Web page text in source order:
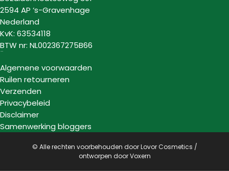
2594 AP ‘s-Gravenhage
Nederland
KvK: 63534118
BTW nr: NL002367275B66
Algemene voorwaarden
Ruilen retourneren
Verzenden
Privacybeleid
Disclaimer
Samenwerking bloggers
© Alle rechten voorbehouden door Lovor Cosmetics /
ontworpen doorVoxern